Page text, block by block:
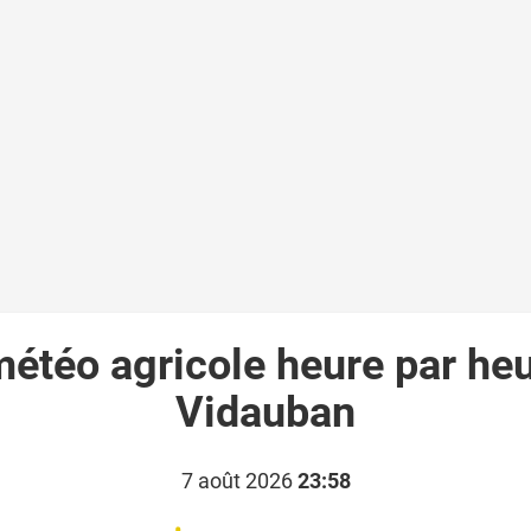
agricole heure par
Vidauban
7 août 202623:58